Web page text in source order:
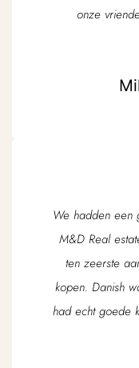
onze
We hadden een
M&D Real
ten zeerste
kopen. Danish
had echt goede